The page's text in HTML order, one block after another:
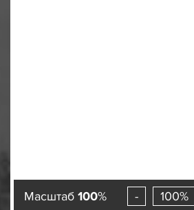
Масштаб 100% - 100%